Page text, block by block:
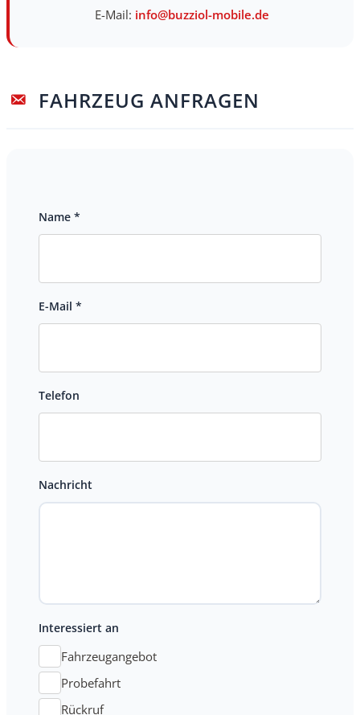
E-Mail: info@buzziol-mobile.de
FAHRZEUG ANFRAGEN
Name *
E-Mail *
Telefon
Nachricht
Interessiert an
Fahrzeugangebot
Probefahrt
Rückruf